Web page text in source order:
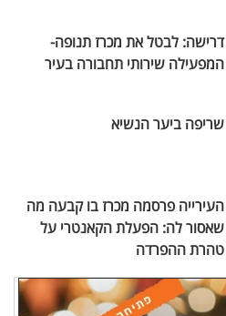
דרישה: לבטל את מכרז תנופה-
המפעילה שירותי תחבורה בעיר
שריפה ביער הנשיא
העירייה פרסמה מכרז בו קבעה מה
שאסור לה: הפעלת הקאנטרי על
טהרת ההפרדה